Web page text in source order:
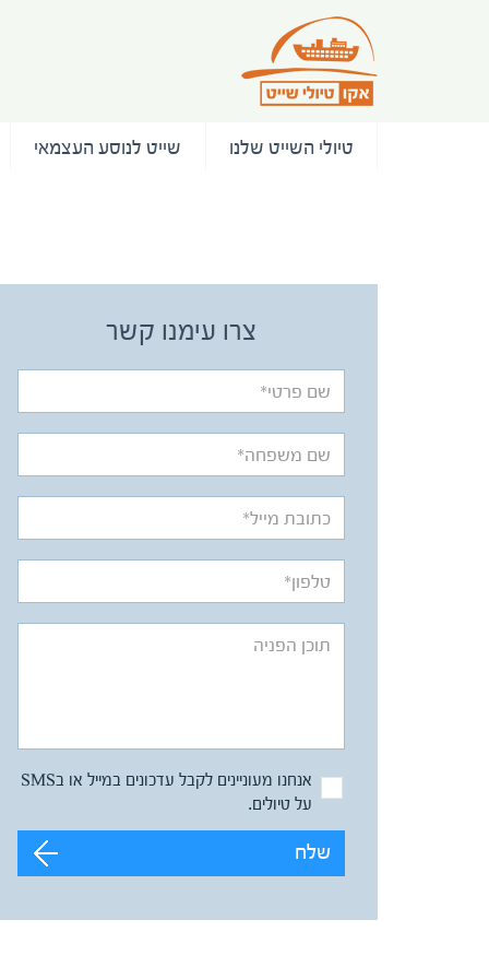
טיולי השייט שלנו שייט לנוסע העצמאי
צרו עימנו קשר
אנחנו מעוניינים לקבל עדכונים במייל או בSMS
על טיולים.
שלח